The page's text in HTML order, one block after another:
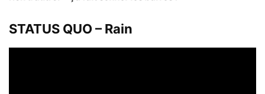
STATUS QUO – Rain